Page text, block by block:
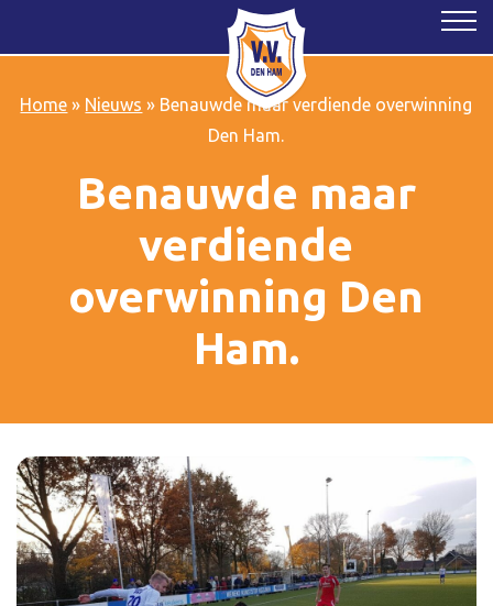
Home » Nieuws » Benauwde maar verdiende overwinning
Den Ham.
Benauwde maar
verdiende
overwinning Den
Ham.